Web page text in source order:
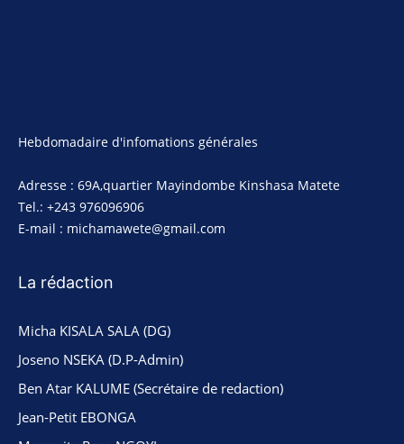
Hebdomadaire d'infomations générales
Adresse : 69A,quartier Mayindombe Kinshasa Matete
Tel.: +243 976096906
E-mail : michamawete@gmail.com
La rédaction
Micha KISALA SALA (DG)
Joseno NSEKA (D.P-Admin)
Ben Atar KALUME (Secrétaire de redaction)
Jean-Petit EBONGA